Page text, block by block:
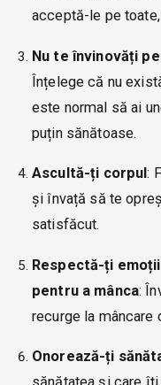
acceptă-le pe
Nu te învinovăți
Înțelege că nu
este normal să ai
puțin sănătoase.
Ascultă-ți corpul:
și învață să te
satisfăcut.
Respectă-ți
pentru a mânca:
recurge la mâncare
Onorează-ți